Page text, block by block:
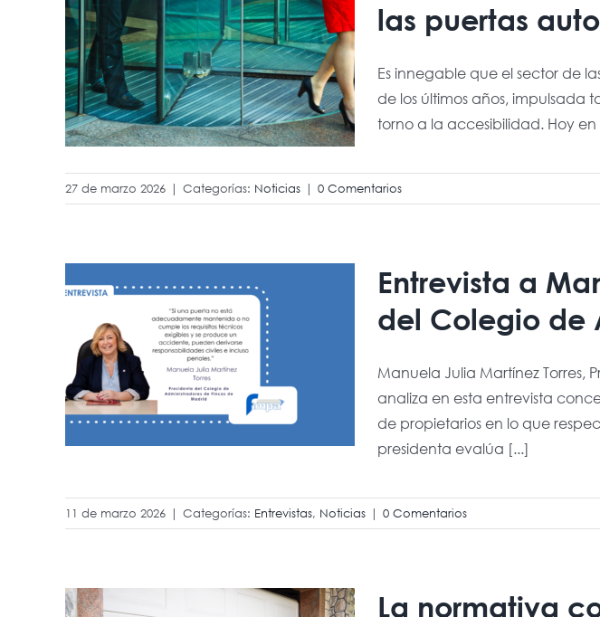
las puertas
Es innegable que el sector de
de los últimos años,
torno a la accesibilidad. Hoy
27 de marzo 2026 | Categorías: Noticias | 0 Comentarios
Entrevista a
del Colegio de
Manuela Julia Martínez Torres,
analiza en esta entrevista
de propietarios en lo que
presidenta evalúa [...]
11 de marzo 2026 | Categorías: Entrevistas, Noticias | 0 Comentarios
La normativa